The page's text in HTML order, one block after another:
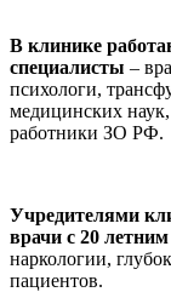
В клинике
специалисты –
психологи,
медицинских
работники ЗО РФ.
Учредителями
врачи с 20
наркологии,
пациентов.